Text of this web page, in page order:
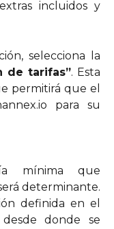
incluidos y
selecciona la
de tarifas”. Esta
permitirá que el
para su
mínima que
determinante.
definida en el
donde se